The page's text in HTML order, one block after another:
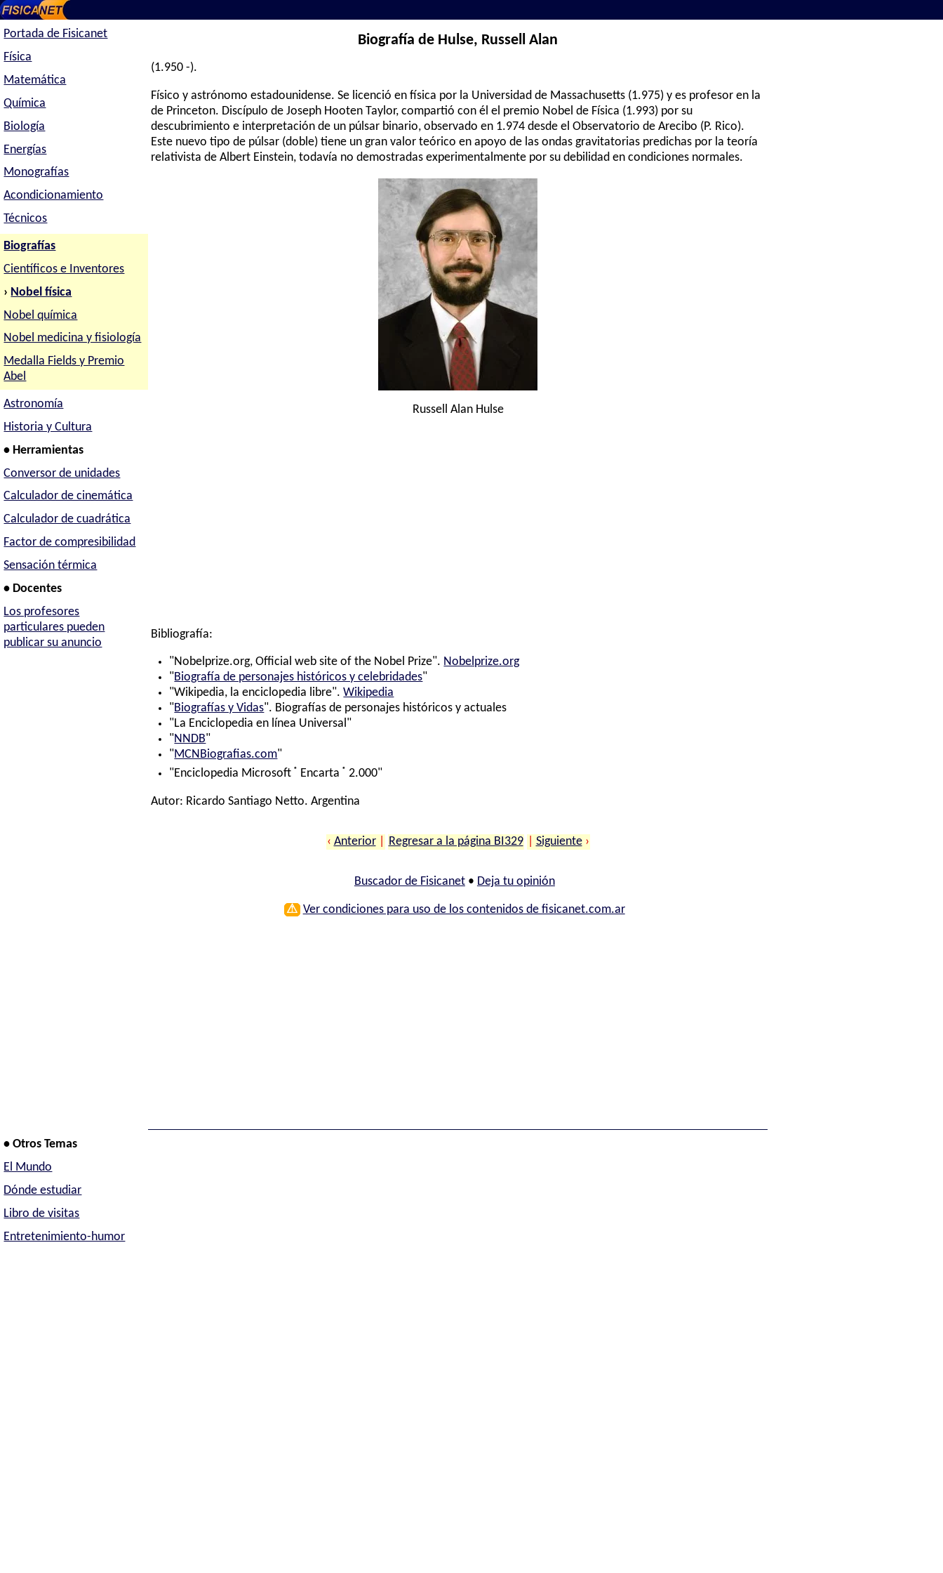
Portada de Fisicanet
Física
Matemática
Química
Biología
Energías
Monografías
Acondicionamiento
Técnicos
Biografías
Científicos e Inventores
› Nobel física
Nobel química
Nobel medicina y fisiología
Medalla Fields y Premio
Abel
Astronomía
Historia y Cultura
• Herramientas
Conversor de unidades
Calculador de cinemática
Calculador de cuadrática
Factor de compresibilidad
Sensación térmica
• Docentes
Los profesores
particulares pueden
publicar su anuncio
Biografía de Hulse, Russell Alan
(1.950 -).
Físico y astrónomo estadounidense. Se licenció en física por la Universidad de Massachusetts (1.975) y es profesor en la
de Princeton. Discípulo de Joseph Hooten Taylor, compartió con él el premio Nobel de Física (1.993) por su
descubrimiento e interpretación de un púlsar binario, observado en 1.974 desde el Observatorio de Arecibo (P. Rico).
Este nuevo tipo de púlsar (doble) tiene un gran valor teórico en apoyo de las ondas gravitatorias predichas por la teoría
relativista de Albert Einstein, todavía no demostradas experimentalmente por su debilidad en condiciones normales.
Russell Alan Hulse
Bibliografía:
"Nobelprize.org, Official web site of the Nobel Prize". Nobelprize.org
"Biografía de personajes históricos y celebridades"
"Wikipedia, la enciclopedia libre".Wikipedia
"Biografías y Vidas". Biografías de personajes históricos y actuales
"La Enciclopedia en línea Universal"
"NNDB"
"MCNBiografias.com"
"Enciclopedia Microsoft ® Encarta ® 2.000"
Autor: Ricardo Santiago Netto. Argentina
‹ Anterior Regresar a la página BI329 Siguiente ›
Buscador de Fisicanet• Deja tu opinión
⚠ Ver condiciones para uso de los contenidos de fisicanet.com.ar
• Otros Temas
El Mundo
Dónde estudiar
Libro de visitas
Entretenimiento-humor